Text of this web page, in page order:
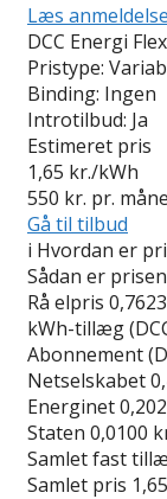
Læs anmeldelse
DCC Energi Flex
Pristype:
Binding: Ingen
Introtilbud: Ja
Estimeret pris
1,65 kr./kWh
550 kr. pr.
Gå til tilbud
i Hvordan er
Sådan er
Rå elpris
kWh-tillæg
Abonnement
Netselskabet
Energinet
Staten 0,0100
Samlet fast
Samlet pris